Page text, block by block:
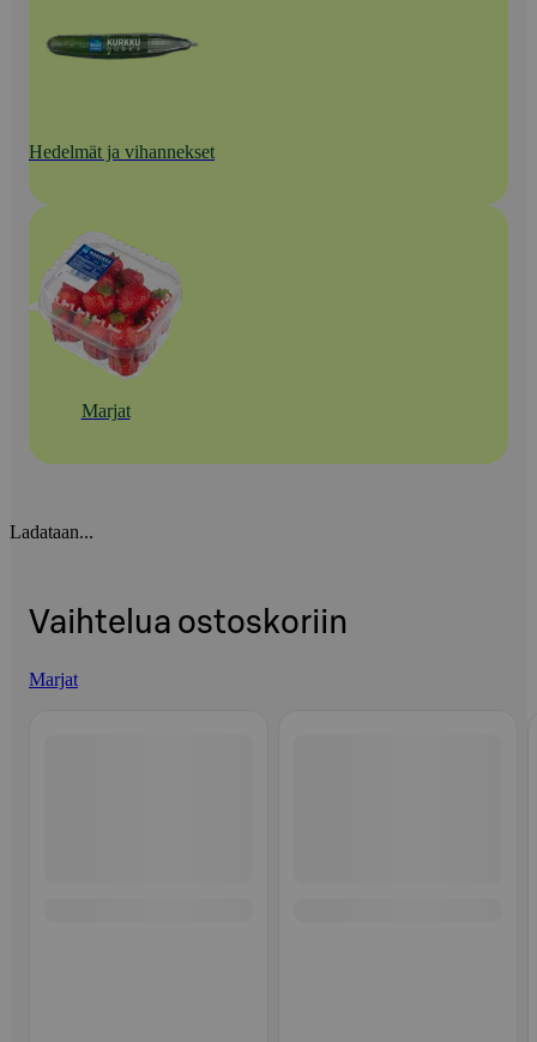
Hedelmät ja vihannekset
Marjat
Ladataan...
Vaihtelua ostoskoriin
Marjat